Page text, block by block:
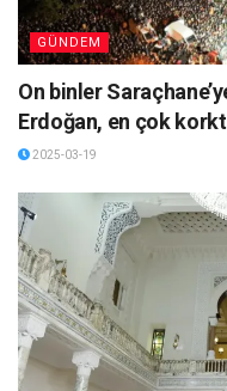
GÜNDEM
On binler
Erdoğan, en çok
2025-03-19